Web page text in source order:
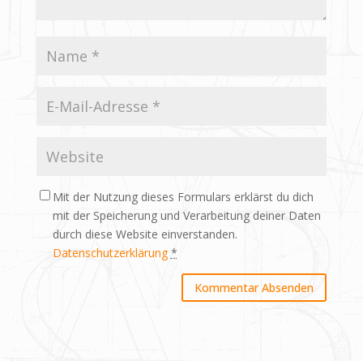
Mit der Nutzung dieses Formulars erklärst du dich
mit der Speicherung und Verarbeitung deiner Daten
durch diese Website einverstanden.
Datenschutzerklärung *